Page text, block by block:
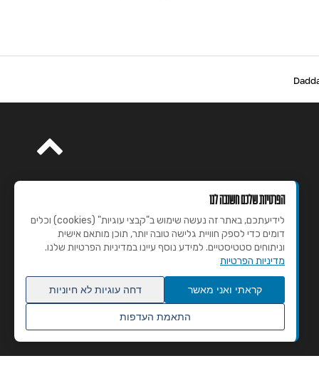
הפרטיות שלכם חשובה לנו
לידיעתכם, באתר זה נעשה שימוש ב"קבצי עוגיות" (cookies) וכלים
דומים כדי לספק חוויית גלישה טובה יותר, תוכן מותאם אישית
וניתוחים סטטיסטיים. למידע נוסף עיינו במדיניות הפרטיות שלנו.
מדיניות הפרטיות
קראתי ואני מאשר דחה עוגיות לא חיוניות
התאמת העדפות